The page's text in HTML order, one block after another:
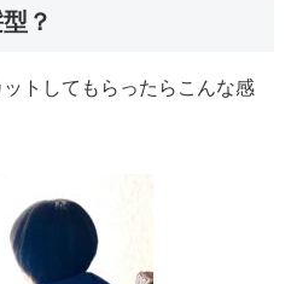
？
トしてもらったらこんな感